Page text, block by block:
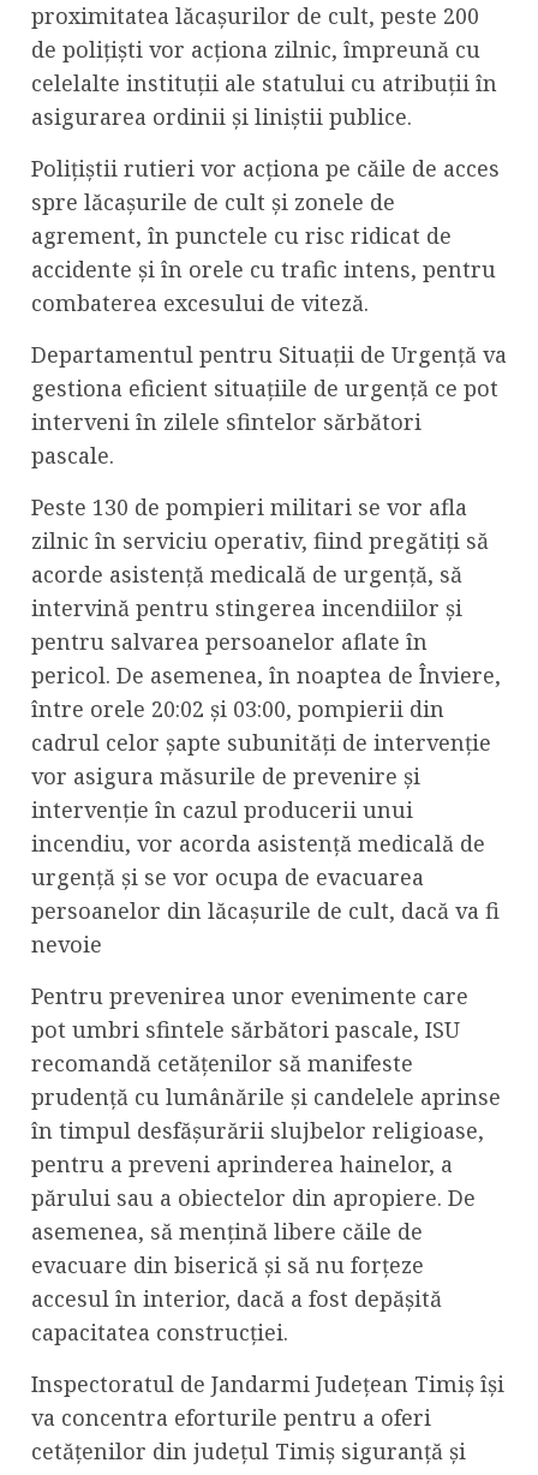
proximitatea lăcașurilor de cult, peste 200
de polițiști vor acționa zilnic, împreună cu
celelalte instituții ale statului cu atribuții în
asigurarea ordinii și liniștii publice.
Polițiștii rutieri vor acționa pe căile de acces
spre lăcașurile de cult și zonele de
agrement, în punctele cu risc ridicat de
accidente și în orele cu trafic intens, pentru
combaterea excesului de viteză.
Departamentul pentru Situații de Urgență va
gestiona eficient situațiile de urgență ce pot
interveni în zilele sfintelor sărbători
pascale.
Peste 130 de pompieri militari se vor afla
zilnic în serviciu operativ, fiind pregătiți să
acorde asistență medicală de urgență, să
intervină pentru stingerea incendiilor și
pentru salvarea persoanelor aflate în
pericol. De asemenea, în noaptea de Înviere,
între orele 20:02 și 03:00, pompierii din
cadrul celor șapte subunități de intervenție
vor asigura măsurile de prevenire și
intervenție în cazul producerii unui
incendiu, vor acorda asistență medicală de
urgență și se vor ocupa de evacuarea
persoanelor din lăcașurile de cult, dacă va fi
nevoie
Pentru prevenirea unor evenimente care
pot umbri sfintele sărbători pascale, ISU
recomandă cetățenilor să manifeste
prudență cu lumânările și candelele aprinse
în timpul desfășurării slujbelor religioase,
pentru a preveni aprinderea hainelor, a
părului sau a obiectelor din apropiere. De
asemenea, să mențină libere căile de
evacuare din biserică și să nu forțeze
accesul în interior, dacă a fost depășită
capacitatea construcției.
Inspectoratul de Jandarmi Județean Timiș își
va concentra eforturile pentru a oferi
cetățenilor din județul Timiș siguranță și